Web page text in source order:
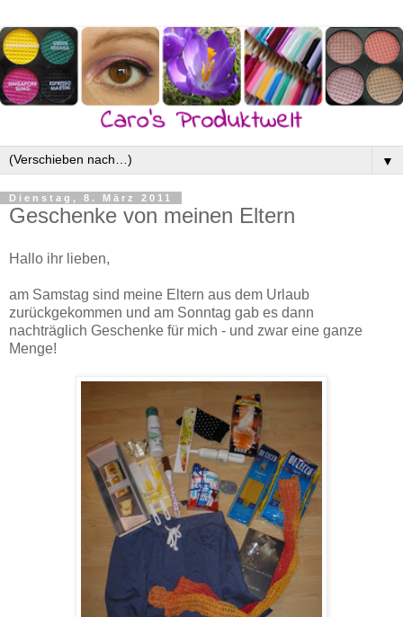
▼
Dienstag, 8. März 2011
Geschenke von meinen Eltern
Hallo ihr lieben,
am Samstag sind meine Eltern aus dem Urlaub
zurückgekommen und am Sonntag gab es dann
nachträglich Geschenke für mich - und zwar eine ganze
Menge!